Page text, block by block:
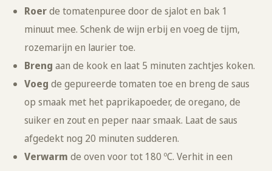
Roerde tomatenpuree door de sjalot en bak 1
minuut mee. Schenk de wijn erbij en voeg de tijm,
rozemarijn en laurier toe.
Breng aan de kook en laat 5 minuten zachtjes koken.
Voeg de gepureerde tomaten toe en breng de saus
op smaak met het paprikapoeder, de oregano, de
suiker en zout en peper naar smaak. Laat de saus
afgedekt nog 20 minuten sudderen.
Verwarm de oven voor tot 180 ºC. Verhit in een